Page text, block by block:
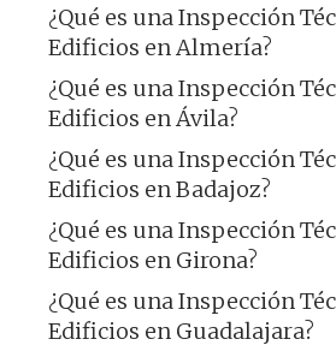
¿Qué es una Inspección
Edificios en Almería?
¿Qué es una Inspección
Edificios en Ávila?
¿Qué es una Inspección
Edificios en Badajoz?
¿Qué es una Inspección
Edificios en Girona?
¿Qué es una Inspección
Edificios en Guadalajara?